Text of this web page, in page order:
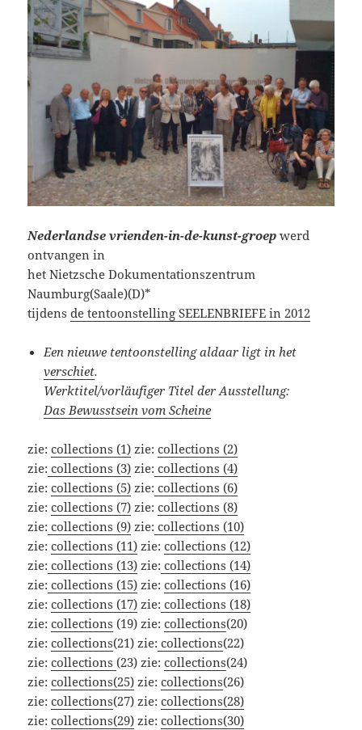
Nederlandse vrienden-in-de-kunst-groep werd
ontvangen in
het Nietzsche Dokumentationszentrum
Naumburg(Saale)(D)*
tijdensde tentoonstelling SEELENBRIEFE in 2012
Een nieuwe tentoonstelling aldaar ligt in het
verschiet.
Werktitel/vorläufiger Titel der Ausstellung:
Das Bewusstsein vom Scheine
zie:collections (1) zie:collections (2)
zie: collections (3) zie: collections (4)
zie:collections (5) zie: collections (6)
zie:collections (7) zie:collections (8)
zie: collections (9) zie: collections (10)
zie:collections (11) zie:collections (12)
zie: collections (13) zie: collections (14)
zie: collections (15) zie:collections (16)
zie:collections (17) zie: collections (18)
zie:collections (19) zie:collections(20)
zie:collections(21) zie: collections(22)
zie:collections(23) zie:collections(24)
zie:collections(25) zie:collections(26)
zie:collections(27) zie:collections(28)
zie:collections(29) zie:collections(30)